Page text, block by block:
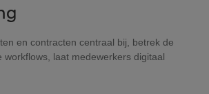
en contracten centraal bij, betrek de
workflows, laat medewerkers digitaal